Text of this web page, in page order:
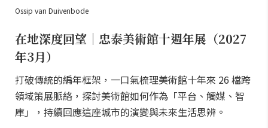
Ossip van Duivenbode
在地深度回望｜忠泰美術館十週年展（2027
年3月）
打破傳統的編年框架，一口氣梳理美術館十年來 26 檔跨
領域策展脈絡，探討美術館如何作為「平台、觸媒、智
庫」，持續回應這座城市的演變與未來生活思辨。